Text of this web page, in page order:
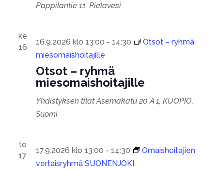
Pappilantie 11, Pielavesi
ke
16
Otsot – ryhmä
miesomaishoitajille
16.9.2026 klo 13:00 - 14:30
Otsot – ryhmä
miesomaishoitajille
Yhdistyksen tilatAsemakatu 20 A 1, KUOPIO,
Suomi
to
17
17.9.2026 klo 13:00 - 14:30
Omaishoitajien
vertaisryhmä SUONENJOKI